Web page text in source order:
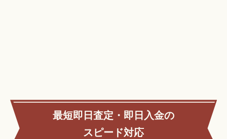
最短即日査定・即日入金の
スピード対応